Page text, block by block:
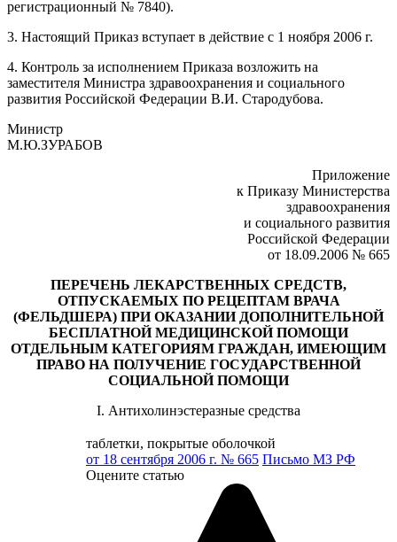
регистрационный № 7840).
3. Настоящий Приказ вступает в действие с 1 ноября 2006 г.
4. Контроль за исполнением Приказа возложить на
заместителя Министра здравоохранения и социального
развития Российской Федерации В.И. Стародубова.
Министр
М.Ю.ЗУРАБОВ
Приложение
к Приказу Министерства
здравоохранения
и социального развития
Российской Федерации
от 18.09.2006 № 665
ПЕРЕЧЕНЬ ЛЕКАРСТВЕННЫХ СРЕДСТВ,
ОТПУСКАЕМЫХ ПО РЕЦЕПТАМ ВРАЧА
(ФЕЛЬДШЕРА) ПРИ ОКАЗАНИИ ДОПОЛНИТЕЛЬНОЙ
БЕСПЛАТНОЙ МЕДИЦИНСКОЙ ПОМОЩИ
ОТДЕЛЬНЫМ КАТЕГОРИЯМ ГРАЖДАН, ИМЕЮЩИМ
ПРАВО НА ПОЛУЧЕНИЕ ГОСУДАРСТВЕННОЙ
СОЦИАЛЬНОЙ ПОМОЩИ
I. Антихолинэстеразные средства
таблетки, покрытые оболочкой
от 18 сентября 2006 г. № 665 Письмо МЗ РФ
Оцените статью